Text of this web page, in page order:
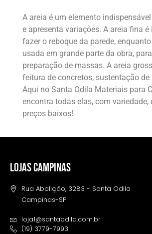
A areia é um elemento
e apresenta variações. A areia fina
fazer o reboque da parede,
usada em grande parte da obra,
preparação de massas. A areia
feitura de concretos, sustentação de
Aqui no Santa Odila Materiais para
encontra todas elas, com variedade,
preços baixos!
LOJAS CAMPINAS
Rua Abolição, 3283 - Santa Odila
Campinas-SP
loja1@santaodila.com.br
(19) 3779-7993